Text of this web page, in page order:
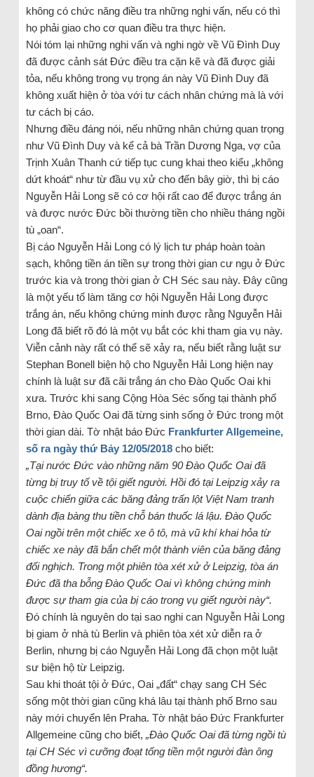
không có chức năng điều tra những nghi vấn, nếu có thì
họ phải giao cho cơ quan điều tra thực hiện.
Nói tóm lại những nghi vấn và nghi ngờ về Vũ Đình Duy
đã được cảnh sát Đức điều tra cặn kẽ và đã được giải
tỏa, nếu không trong vụ trọng án này Vũ Đình Duy đã
không xuất hiện ở tòa với tư cách nhân chứng mà là với
tư cách bị cáo.
Nhưng điều đáng nói, nếu những nhân chứng quan trọng
như Vũ Đình Duy và kể cả bà Trần Dương Nga, vợ của
Trịnh Xuân Thanh cứ tiếp tục cung khai theo kiểu „không
dứt khoát“ như từ đầu vụ xử cho đến bây giờ, thì bị cáo
Nguyễn Hải Long sẽ có cơ hội rất cao để được trắng án
và được nước Đức bồi thường tiền cho nhiều tháng ngồi
tù „oan“.
Bị cáo Nguyễn Hải Long có lý lịch tư pháp hoàn toàn
sạch, không tiền án tiền sự trong thời gian cư ngụ ở Đức
trước kia và trong thời gian ở CH Séc sau này. Đây cũng
là một yếu tố làm tăng cơ hội Nguyễn Hải Long được
trắng án, nếu không chứng minh được rằng Nguyễn Hải
Long đã biết rõ đó là một vụ bắt cóc khi tham gia vụ này.
Viễn cảnh này rất có thể sẽ xảy ra, nếu biết rằng luật sư
Stephan Bonell biện hộ cho Nguyễn Hải Long hiện nay
chính là luật sư đã cãi trắng án cho Đào Quốc Oai khi
xưa. Trước khi sang Cộng Hòa Séc sống tại thành phố
Brno, Đào Quốc Oai đã từng sinh sống ở Đức trong một
thời gian dài. Tờ nhật báo Đức Frankfurter Allgemeine,
số ra ngày thứ Bảy 12/05/2018 cho biết:
„Tại nước Đức vào những năm 90 Đào Quốc Oai đã
từng bị truy tố về tội giết người. Hồi đó tại Leipzig xảy ra
cuộc chiến giữa các băng đảng trấn lột Việt Nam tranh
dành địa bàng thu tiền chỗ bán thuốc lá lậu. Đào Quốc
Oai ngồi trên một chiếc xe ô tô, mà vũ khí khai hỏa từ
chiếc xe này đã bắn chết một thành viên của băng đảng
đối nghịch. Trong một phiên tòa xét xử ở Leipzig, tòa án
Đức đã tha bỗng Đào Quốc Oai vì không chứng minh
được sự tham gia của bị cáo trong vụ giết người này“.
Đó chính là nguyên do tại sao nghi can Nguyễn Hải Long
bị giam ở nhà tù Berlin và phiên tòa xét xử diễn ra ở
Berlin, nhưng bị cáo Nguyễn Hải Long đã chọn một luật
sư biện hộ từ Leipzig.
Sau khi thoát tội ở Đức, Oai „đất“ chạy sang CH Séc
sống một thời gian cũng khá lâu tại thành phố Brno sau
này mới chuyển lên Praha. Tờ nhật báo Đức Frankfurter
Allgemeine cũng cho biết, „Đào Quốc Oai đã từng ngồi tù
tại CH Séc vì cưỡng đoạt tống tiền một người đàn ông
đồng hương“.